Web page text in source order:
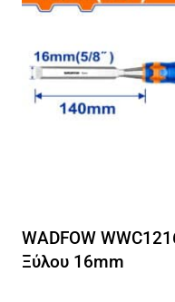
WADFOW
Ξύλου 16mm